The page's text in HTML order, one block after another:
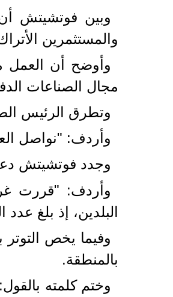
والمستثمرين
وأوضح أن العمل
مجال الصناعات
وتطرق الرئيس
وأردف: "نواصل
وجدد فوتشيتش
وأردف: "قررت
البلدين، إذ بلغ عدد
وفيما يخص التوتر
بالمنطقة.
وختم كلمته